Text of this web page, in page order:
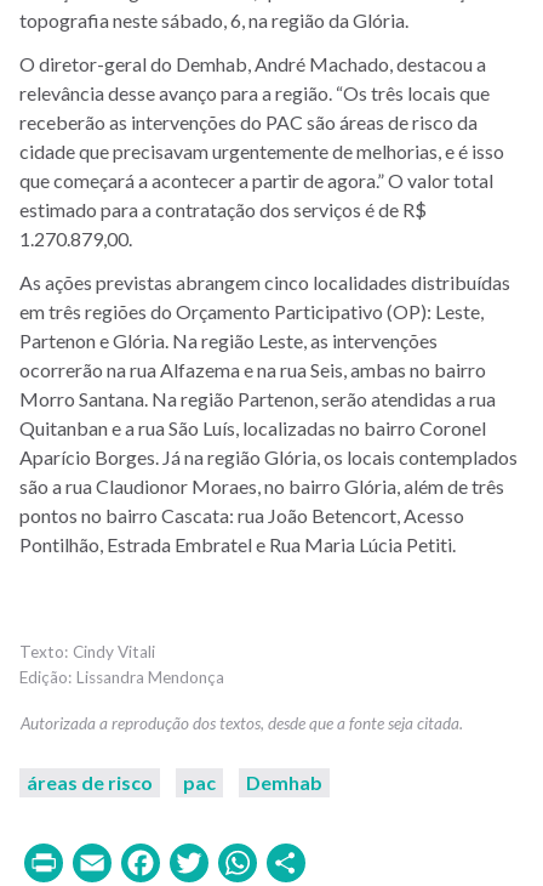
topografia neste sábado, 6, na região da Glória.
O diretor-geral do Demhab, André Machado, destacou a
relevância desse avanço para a região. “Os três locais que
receberão as intervenções do PAC são áreas de risco da
cidade que precisavam urgentemente de melhorias, e é isso
que começará a acontecer a partir de agora.” O valor total
estimado para a contratação dos serviços é de R$
1.270.879,00.
As ações previstas abrangem cinco localidades distribuídas
em três regiões do Orçamento Participativo (OP): Leste,
Partenon e Glória. Na região Leste, as intervenções
ocorrerão na rua Alfazema e na rua Seis, ambas no bairro
Morro Santana. Na região Partenon, serão atendidas a rua
Quitanban e a rua São Luís, localizadas no bairro Coronel
Aparício Borges. Já na região Glória, os locais contemplados
são a rua Claudionor Moraes, no bairro Glória, além de três
pontos no bairro Cascata: rua João Betencort, Acesso
Pontilhão, Estrada Embratel e Rua Maria Lúcia Petiti.
Cindy Vitali
Lissandra Mendonça
áreas de risco pac Demhab
PrintEmailFacebook
TwitterWhatsApp